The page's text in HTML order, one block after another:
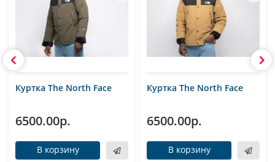
Куртка The North Face
6500.00р.
В корзину
Куртка The North Face
6500.00р.
В корзину